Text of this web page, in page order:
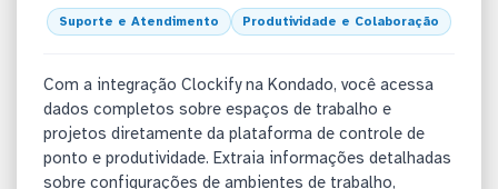
Suporte e Atendimento Produtividade e Colaboração
Com a integração Clockify na Kondado, você acessa
dados completos sobre espaços de trabalho e
projetos diretamente da plataforma de controle de
ponto e produtividade. Extraia informações detalhadas
sobre configurações de ambientes de trabalho,